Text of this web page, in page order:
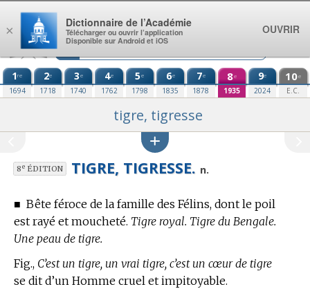
Aller au contenu
1re
1694
2e
1718
3e
1740
4e
1762
5e
1798
6e
1835
7e
1878
8e
1935
9e
2024
10e
E.C.
tigre, tigresse
8eÉDITION TIGRE, TIGRESSE. n.
■ Bête féroce de la famille des Félins, dont le poil
est rayé et moucheté. Tigre royal. Tigre du Bengale.
Une peau de tigre.
Fig., C’est un tigre, un vrai tigre, c’est un cœur de tigre
se dit d’un Homme cruel et impitoyable.
×
Dictionnaire de l’Académie
Télécharger ou ouvrir l’application
Disponible sur Android et iOS
OUVRIR